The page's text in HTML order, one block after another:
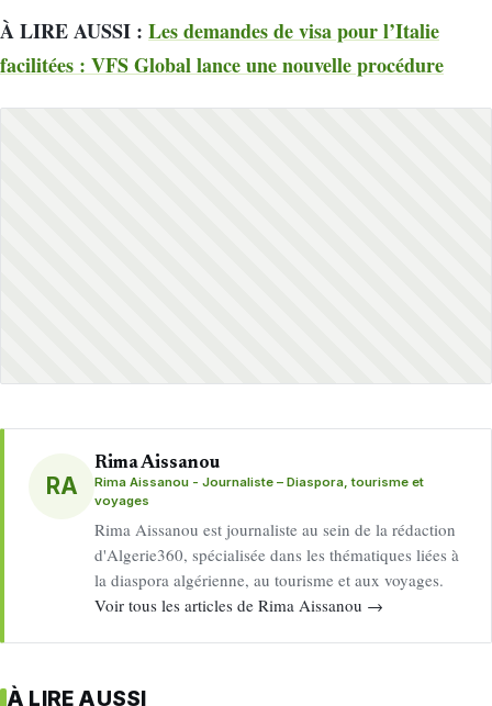
À LIRE AUSSI : Les demandes de visa pour l’Italie
facilitées : VFS Global lance une nouvelle procédure
RA
Rima Aissanou
Rima Aissanou - Journaliste – Diaspora, tourisme et
voyages
Rima Aissanou est journaliste au sein de la rédaction
d'Algerie360, spécialisée dans les thématiques liées à
la diaspora algérienne, au tourisme et aux voyages.
Voir tous les articles de Rima Aissanou →
À LIRE AUSSI